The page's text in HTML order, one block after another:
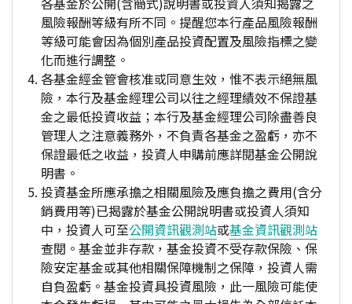
風險報酬等級有所不同。提醒您本行產品風險報酬
等級可能會因為個別產品投資配置及風險指標之變
化而進行調整。
各基金經金管會核准或同意生效，惟不表示絕無風
險，本行及基金經理公司以往之經理績效不保證基
金之最低投資收益；本行及基金經理公司除盡善良
管理人之注意義務外，不負責各基金之盈虧，亦不
保證最低之收益，投資人申購前應詳閱基金公開說
明書。
投資基金所應承擔之相關風險及應負擔之費用(含分
銷費用等)已揭露於基金公開說明書或投資人須知
中，投資人可至公開資訊觀測站或基金資訊觀測站
查閱。基金並非存款，基金投資不受存款保險、保
險安定基金或其他相關保障機制之保障，投資人需
自負盈虧。基金投資具投資風險，此一風險可能使